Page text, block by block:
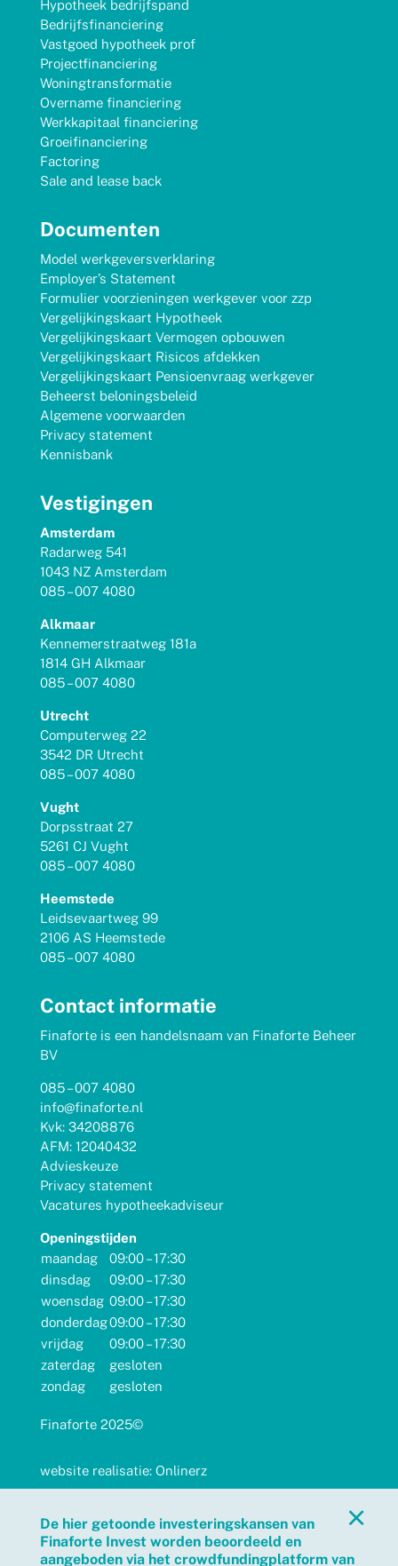
Hypotheek bedrijfspand
Bedrijfsfinanciering
Vastgoed hypotheek prof
Projectfinanciering
Woningtransformatie
Overname financiering
Werkkapitaal financiering
Groeifinanciering
Factoring
Sale and lease back
Documenten
Model werkgeversverklaring
Employer’s Statement
Formulier voorzieningen werkgever voor zzp
Vergelijkingskaart Hypotheek
Vergelijkingskaart Vermogen opbouwen
Vergelijkingskaart Risicos afdekken
Vergelijkingskaart Pensioenvraag werkgever
Beheerst beloningsbeleid
Algemene voorwaarden
Privacy statement
Kennisbank
Vestigingen
Amsterdam
Radarweg 541
1043 NZ Amsterdam
085 – 007 4080
Alkmaar
Kennemerstraatweg 181a
1814 GH Alkmaar
085 – 007 4080
Utrecht
Computerweg 22
3542 DR Utrecht
085 – 007 4080
Vught
Dorpsstraat 27
5261 CJ Vught
085 – 007 4080
Heemstede
Leidsevaartweg 99
2106 AS Heemstede
085 – 007 4080
Contact informatie
Finaforte is een handelsnaam van Finaforte Beheer
BV
085 – 007 4080
info@finaforte.nl
Kvk: 34208876
AFM: 12040432
Advieskeuze
Privacy statement
Vacatures hypotheekadviseur
Openingstijden
maandag
09:00 – 17:30
dinsdag
09:00 – 17:30
woensdag 09:00 – 17:30
donderdag09:00 – 17:30
vrijdag
09:00 – 17:30
zaterdag
gesloten
zondag
gesloten
Finaforte 2025©
website realisatie: Onlinerz
De hier getoonde investeringskansen van
Finaforte Invest worden beoordeeld en
aangeboden via het crowdfundingplatform van
×